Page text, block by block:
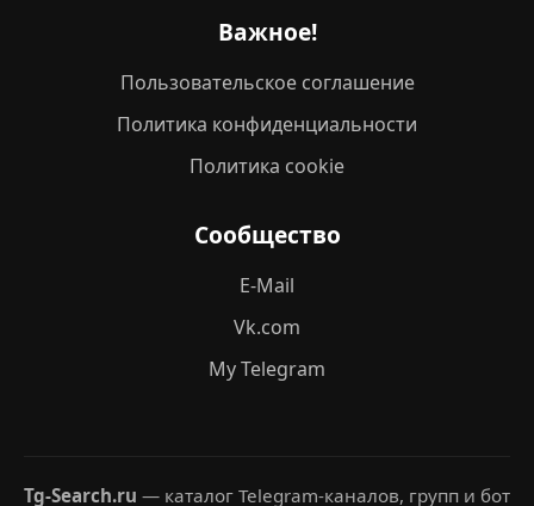
Важное!
Пользовательское соглашение
Политика конфиденциальности
Политика cookie
Сообщество
E-Mail
Vk.com
My Telegram
Tg-Search.ru — каталог Telegram-каналов, групп и бот